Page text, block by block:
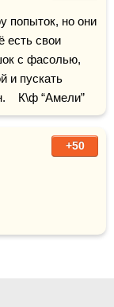
попыток, но они
есть свои
с фасолью,
и пускать
К\ф “Амели”
+50